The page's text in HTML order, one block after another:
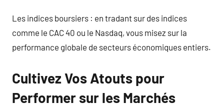
Les indices boursiers : en tradant sur des indices
comme le CAC 40 ou le Nasdaq, vous misez sur la
performance globale de secteurs économiques entiers.
Cultivez Vos Atouts pour
Performer sur les Marchés